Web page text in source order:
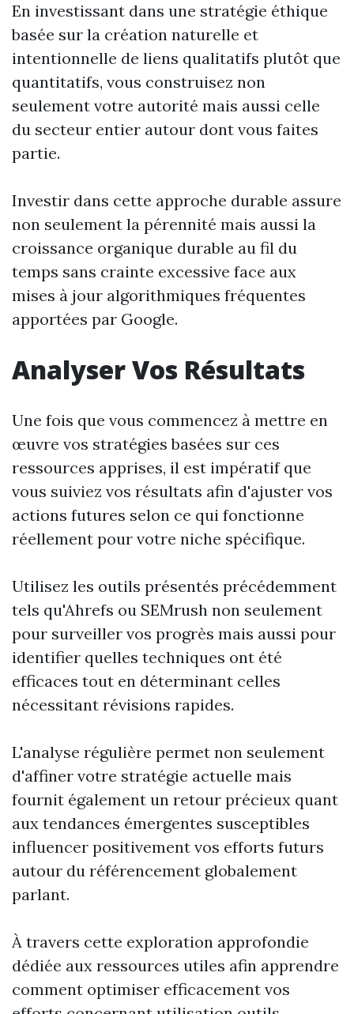
En investissant dans une stratégie éthique
basée sur la création naturelle et
intentionnelle de liens qualitatifs plutôt que
quantitatifs, vous construisez non
seulement votre autorité mais aussi celle
du secteur entier autour dont vous faites
partie.
Investir dans cette approche durable assure
non seulement la pérennité mais aussi la
croissance organique durable au fil du
temps sans crainte excessive face aux
mises à jour algorithmiques fréquentes
apportées par Google.
Analyser Vos Résultats
Une fois que vous commencez à mettre en
œuvre vos stratégies basées sur ces
ressources apprises, il est impératif que
vous suiviez vos résultats afin d'ajuster vos
actions futures selon ce qui fonctionne
réellement pour votre niche spécifique.
Utilisez les outils présentés précédemment
tels qu'Ahrefs ou SEMrush non seulement
pour surveiller vos progrès mais aussi pour
identifier quelles techniques ont été
efficaces tout en déterminant celles
nécessitant révisions rapides.
L'analyse régulière permet non seulement
d'affiner votre stratégie actuelle mais
fournit également un retour précieux quant
aux tendances émergentes susceptibles
influencer positivement vos efforts futurs
autour du référencement globalement
parlant.
À travers cette exploration approfondie
dédiée aux ressources utiles afin apprendre
comment optimiser efficacement vos